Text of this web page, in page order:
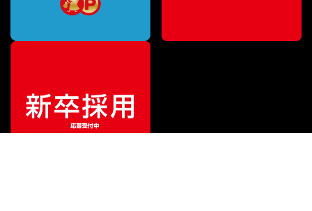
販売価格¥269,500 （税込）